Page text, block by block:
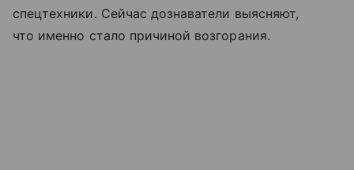
спецтехники. Сейчас дознаватели выясняют,
что именно стало причиной возгорания.